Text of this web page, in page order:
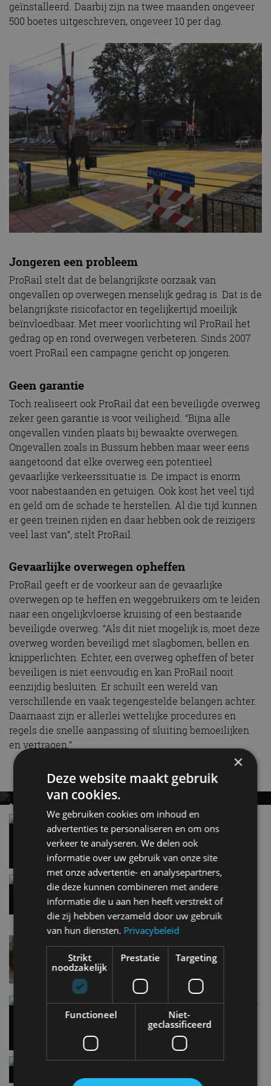
geïnstalleerd. Daarbij zijn na twee maanden ongeveer
500 boetes uitgeschreven, ongeveer 10 per dag.
Jongeren een probleem
ProRail stelt dat de belangrijkste oorzaak van
ongevallen op overwegen menselijk gedrag is. Dat is de
belangrijkste risicofactor en tegelijkertijd moeilijk
beïnvloedbaar. Met meer voorlichting wil ProRail het
gedrag op en rond overwegen verbeteren. Sinds 2007
voert ProRail een campagne gericht op jongeren.
Geen garantie
Toch realiseert ook ProRail dat een beveiligde overweg
zeker geen garantie is voor veiligheid. “Bijna alle
ongevallen vinden plaats bij bewaakte overwegen.
Ongevallen zoals in Bussum hebben maar weer eens
aangetoond dat elke overweg een potentieel
gevaarlijke verkeerssituatie is. De impact is enorm
voor nabestaanden en getuigen. Ook kost het veel tijd
en geld om de schade te herstellen. Al die tijd kunnen
er geen treinen rijden en daar hebben ook de reizigers
veel last van”, stelt ProRail.
Gevaarlijke overwegen opheffen
ProRail geeft er de voorkeur aan de gevaarlijke
overwegen op te heffen en weggebruikers om te leiden
naar een ongelijkvloerse kruising of een bestaande
beveiligde overweg. “Als dit niet mogelijk is, moet deze
overweg worden beveiligd met slagbomen, bellen en
knipperlichten. Echter, een overweg opheffen of beter
beveiligen is niet eenvoudig en kan ProRail nooit
eenzijdig besluiten. Er schuilt een wereld van
verschillende en vaak tegengestelde belangen achter.
Daarnaast zijn er allerlei wettelijke procedures en
regels die snelle aanpassing of sluiting bemoeilijken
en vertragen.”
Nieuwste berichten
MET KORTING NAAR EV EXPERIENCE 2026?
AUTORAI REGELT HET!
EV Experience 2026 van 24 tot 26 september
Vergelijking: BMW iX3 vs Volvo EX60 – Welke
moet je hebben?
28 mei
Gespot: een Chevrolet Corvette Z06
7 aug
6 aug
Carbon fibre op je laadkabel: nergens voor nodig,
en precies daarom geweldig
Hennessey Blackbird krijgt atmosferische V8 en
×
Deze website maakt gebruik
van cookies.
We gebruiken cookies om inhoud en
advertenties te personaliseren en om ons
verkeer te analyseren. We delen ook
informatie over uw gebruik van onze site
met onze advertentie- en analysepartners,
die deze kunnen combineren met andere
informatie die u aan hen heeft verstrekt of
die zij hebben verzameld door uw gebruik
van hun diensten. Privacybeleid
Strikt
noodzakelijk
Prestatie Targeting
Functioneel
Niet-
geclassificeerd